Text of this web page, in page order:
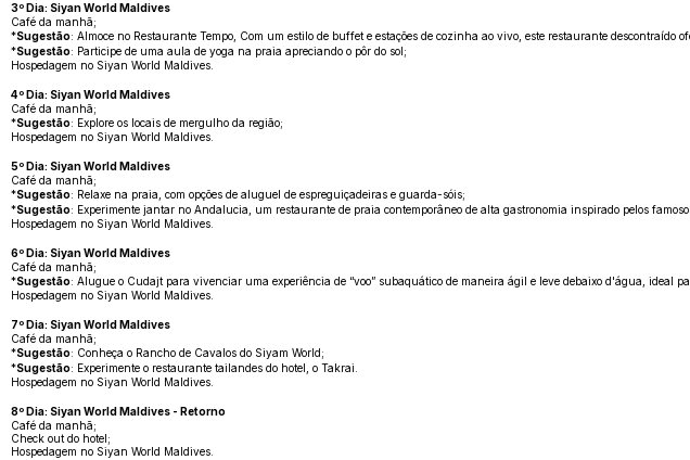
3º Dia: Siyan World Maldives
Café da manhã;
*Sugestão: Almoce no Restaurante Tempo, Com um estilo de buffet e estações de cozinha ao vivo, este restaurante descontraído
*Sugestão: Participe de uma aula de yoga na praia apreciando o pôr do sol;
Hospedagem no Siyan World Maldives.
4º Dia: Siyan World Maldives
Café da manhã;
*Sugestão: Explore os locais de mergulho da região;
Hospedagem no Siyan World Maldives.
5º Dia: Siyan World Maldives
Café da manhã;
*Sugestão: Relaxe na praia, com opções de aluguel de espreguiçadeiras e guarda-sóis;
*Sugestão: Experimente jantar no Andalucia, um restaurante de praia contemporâneo de alta gastronomia inspirado pelos
Hospedagem no Siyan World Maldives.
6º Dia: Siyan World Maldives
Café da manhã;
*Sugestão: Alugue o Cudajt para vivenciar uma experiência de “voo” subaquático de maneira ágil e leve debaixo d'água, ideal
Hospedagem no Siyan World Maldives.
7º Dia: Siyan World Maldives
Café da manhã;
*Sugestão: Conheça o Rancho de Cavalos do Siyam World;
*Sugestão: Experimente o restaurante tailandes do hotel, o Takrai.
Hospedagem no Siyan World Maldives.
8º Dia: Siyan World Maldives - Retorno
Café da manhã;
Check out do hotel;
Hospedagem no Siyan World Maldives.